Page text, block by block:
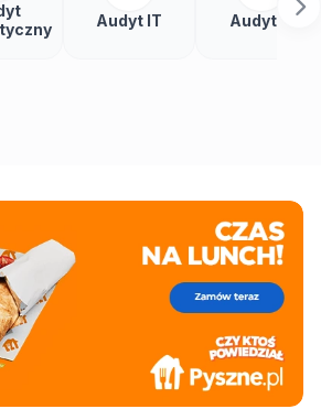
Audyt IT Audytor